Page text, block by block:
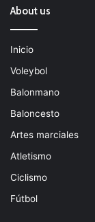
About us
Inicio
Voleybol
Balonmano
Baloncesto
Artes marciales
Atletismo
Ciclismo
Fútbol